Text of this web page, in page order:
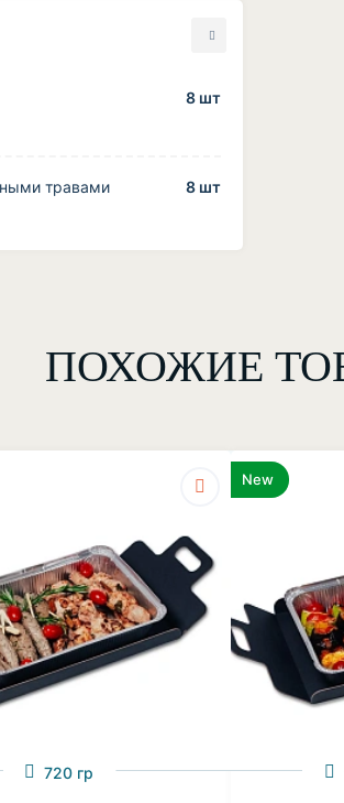
8 шт
травами
8 шт
ПОХОЖИЕ
720 гр
New